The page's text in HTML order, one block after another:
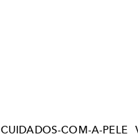
CUIDADOS-COM-A-PELE